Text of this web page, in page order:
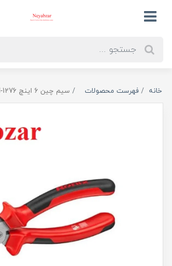
خانه فهرست محصولات سیم چین 6 اینچ RH-1276 رونیکس